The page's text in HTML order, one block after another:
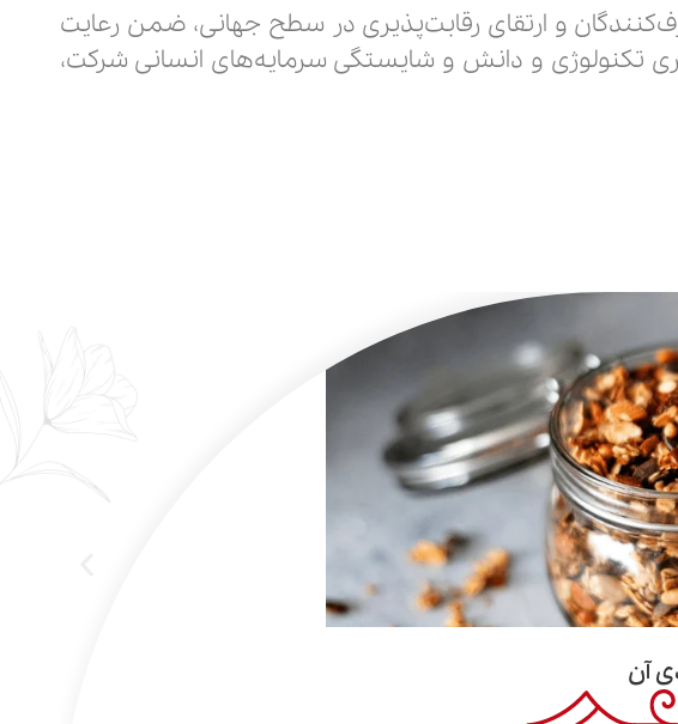
و ارتقای رقابت‌پذیری در سطح جهانی، ضمن رعایت
تکنولوژی و دانش و شایستگی سرمایه‌های انسانی شرکت،
آن